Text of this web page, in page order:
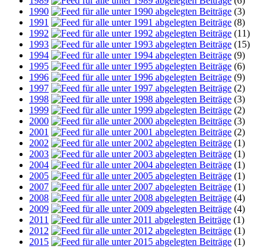
1990
(3)
1991
(8)
1992
(11)
1993
(15)
1994
(9)
1995
(6)
1996
(9)
1997
(2)
1998
(3)
1999
(2)
2000
(3)
2001
(2)
2002
(1)
2003
(1)
2004
(1)
2005
(1)
2007
(1)
2008
(4)
2009
(4)
2011
(1)
2012
(1)
2015
(1)